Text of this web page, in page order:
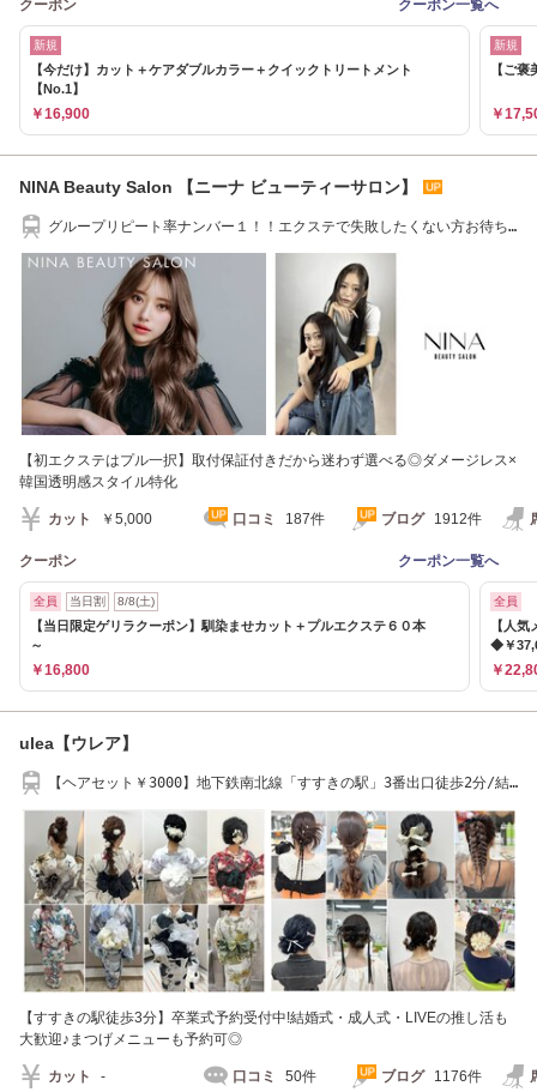
クーポン クーポン一覧へ
新規
【今だけ】カット＋ケアダブルカラー＋クイックトリートメント
【No.1】
￥16,900
新規
【ご
￥
NINA Beauty Salon 【ニーナ ビューティーサロン】
グループリピート率ナンバー１！！エクステで失敗したくない方お待ち
【初エクステはプル一択】取付保証付きだから迷わず選べる◎ダメージレス×
韓国透明感スタイル特化
カット ￥5,000 口コミ 187件 ブログ 1912件
クーポン クーポン一覧へ
全員 当日割 8/8(土)
【当日限定ゲリラクーポン】馴染ませカット＋プルエクステ６０本
～
￥16,800
全員
【人
◆￥
￥
ulea【ウレア】
【ヘアセット￥3000】地下鉄南北線「すすきの駅」3番出口徒歩2分/結
【すすきの駅徒歩3分】卒業式予約受付中!結婚式・成人式・LIVEの推し活も
大歓迎♪まつげメニューも予約可◎
カット - 口コミ 50件 ブログ 1176件